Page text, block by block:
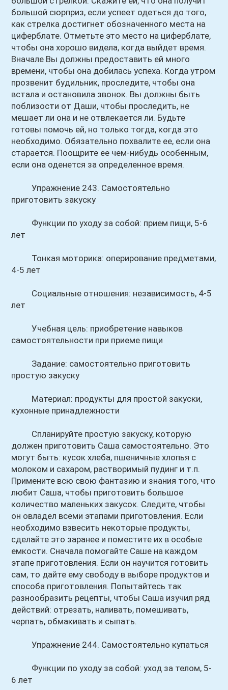
большой сюрприз, если успеет одеться до того,
как стрелка достигнет обозначенного места на
циферблате. Отметьте это место на циферблате,
чтобы она хорошо видела, когда выйдет время.
Вначале Вы должны предоставить ей много
времени, чтобы она добилась успеха. Когда утром
прозвенит будильник, проследите, чтобы она
встала и остановила звонок. Вы должны быть
поблизости от Даши, чтобы проследить, не
мешает ли она и не отвлекается ли. Будьте
готовы помочь ей, но только тогда, когда это
необходимо. Обязательно похвалите ее, если она
старается. Поощрите ее чем-нибудь особенным,
если она оденется за определенное время.
Упражнение 243. Самостоятельно
приготовить закуску
Функции по уходу за собой: прием пищи, 5-6
лет
Тонкая моторика: оперирование предметами,
4-5 лет
Социальные отношения: независимость, 4-5
лет
Учебная цель: приобретение навыков
самостоятельности при приеме пищи
Задание: самостоятельно приготовить
простую закуску
Материал: продукты для простой закуски,
кухонные принадлежности
Спланируйте простую закуску, которую
должен приготовить Саша самостоятельно. Это
могут быть: кусок хлеба, пшеничные хлопья с
молоком и сахаром, растворимый пудинг и т.п.
Примените всю свою фантазию и знания того, что
любит Саша, чтобы приготовить большое
количество маленьких закусок. Следите, чтобы
он овладел всеми этапами приготовления. Если
необходимо взвесить некоторые продукты,
сделайте это заранее и поместите их в особые
емкости. Сначала помогайте Саше на каждом
этапе приготовления. Если он научится готовить
сам, то дайте ему свободу в выборе продуктов и
способа приготовления. Попытайтесь так
разнообразить рецепты, чтобы Саша изучил ряд
действий: отрезать, наливать, помешивать,
черпать, обмакивать и сыпать.
Упражнение 244. Самостоятельно купаться
Функции по уходу за собой: уход за телом, 5-
6 лет